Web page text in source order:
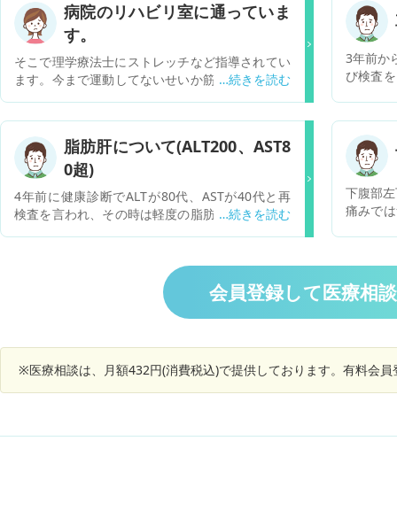
病院のリハビリ室に通っていま
す。
そこで理学療法士にストレッチなど指導されてい
ます。今まで運動してないせいか筋肉が落ちてき
チなど教わりました。太ももの筋肉の所をマッサ
ージされただけで激痛だったのですが、痛みの少
ないかつ筋肉が鍛えられる方法はありますか？太
ですがキツかったり痛そうだったりで長く続けら
れそうにありません。もっとゆるく手軽に出来そ
うなのはないですか？
3年前か
び検査
効果が
しか効
治療も
顔面神
無くな
術する
たが、
く閉じ
との説
眼病予
するよ
可能性
脂肪肝について(ALT200、AST8
0超)
4年前に健康診断でALTが80代、ASTが40代と再
検査を言われ、その時は軽度の脂肪肝と診断され
え、昨年の健康診断でALTが200、ASTが80と大
幅に基準を超えて、再検査と言われ、近くの病院
を受診しました。 その病院は肝臓も専門で扱って
おり、検査の結果B型などやウイルス性の肝炎で
厳しく出来ず、痩せないまま1年が過ぎ、別の肝
臓の専門の医院で再度血液検査をしたところAL
下腹部
痛みで
会員登録して医療相
※医療相談は、月額432円(消費税込)で提供しております。有料会